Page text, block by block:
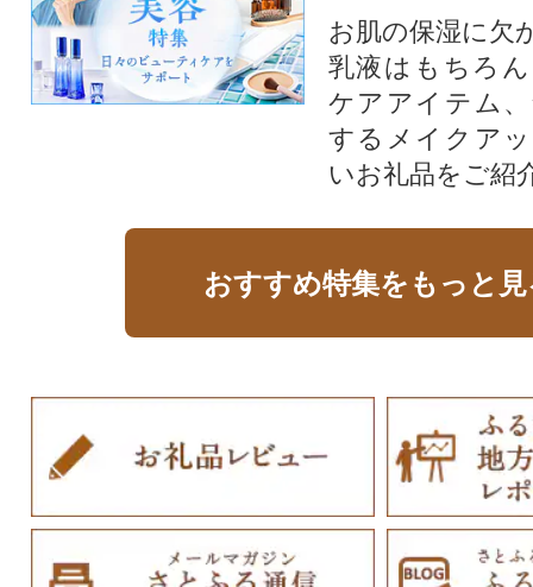
お肌の保湿に欠
乳液はもちろ
ケアアイテム
するメイクア
いお礼品をご紹
おすすめ特集をもっと